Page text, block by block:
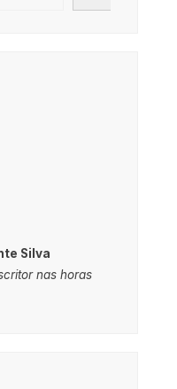
Silva
nas horas